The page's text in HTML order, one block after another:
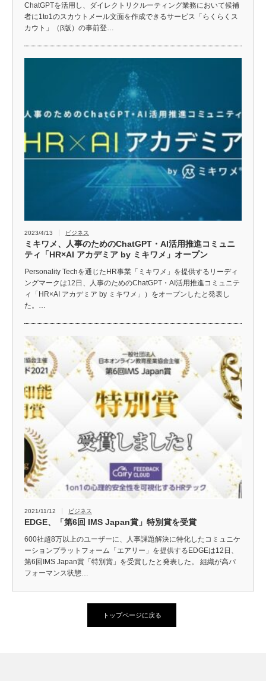
ChatGPTを活用し、ダイレクトリクルーティング業務において候補
者に1to1のスカウトメール文面を作成できるサービス「らくらくス
カウト」（β版）の事前登…
2023/4/13 ビジネス
ミキワメ、人事のためのChatGPT・AI活用推進コミュニ
ティ「HR×AI アカデミア by ミキワメ」オープン
Personality Techを通じたHR事業「ミキワメ」を提供するリーディ
ングマークは12日、人事のためのChatGPT・AI活用推進コミュニテ
ィ「HR×AI アカデミア by ミキワメ」）をオープンしたと発表し
た。…
2021/11/12 ビジネス
EDGE、「第6回 IMS Japan賞」特別賞を受賞
600社超8万以上のユーザーに、人事課題解決に特化したコミュニケ
ーションプラットフォーム「エアリー」を提供するEDGEは12日、
第6回IMS Japan賞「特別賞」を受賞したと発表した。 組織が高パ
フォーマンス状態…
トップページに戻る